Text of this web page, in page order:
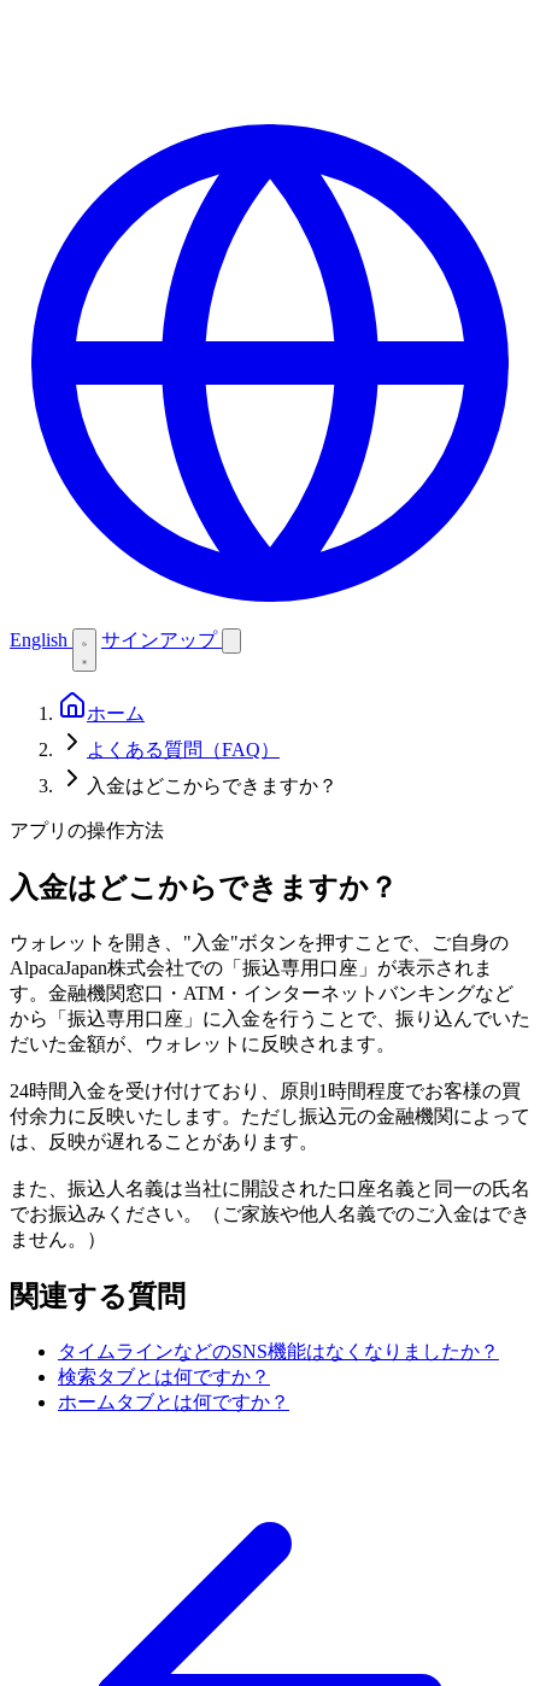
English サインアップ
ホーム
よくある質問（FAQ）
入金はどこからできますか？
アプリの操作方法
入金はどこからできますか？
ウォレットを開き、"入金"ボタンを押すことで、ご自身の
AlpacaJapan株式会社での「振込専用口座」が表示されま
す。金融機関窓口・ATM・インターネットバンキングなど
から「振込専用口座」に入金を行うことで、振り込んでいた
だいた金額が、ウォレットに反映されます。
24時間入金を受け付けており、原則1時間程度でお客様の買
付余力に反映いたします。ただし振込元の金融機関によって
は、反映が遅れることがあります。
また、振込人名義は当社に開設された口座名義と同一の氏名
でお振込みください。（ご家族や他人名義でのご入金はでき
ません。）
関連する質問
タイムラインなどのSNS機能はなくなりましたか？
検索タブとは何ですか？
ホームタブとは何ですか？